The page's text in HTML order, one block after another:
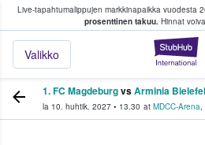
Live-tapahtumalippujen markkinapaikka vuodesta
prosenttinen takuu. Hinnat
Valikko
fanit ostavat ja myyvät
1. FC MagdeburgvsArminia
la 10. huhtik. 2027 • 13.30 at MDCC-Arena,